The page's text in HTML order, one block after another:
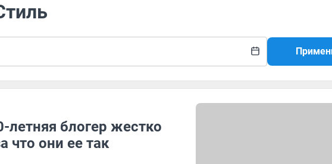
блогер жестко
что они ее так